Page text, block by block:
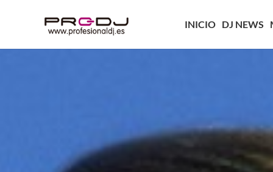
INICIO DJ NEWS